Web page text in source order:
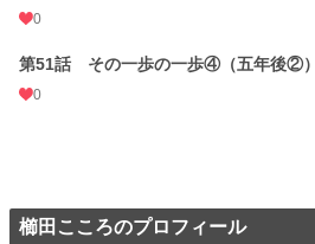
0
第51話 その一歩の一歩④（五年後②）
0
櫛田こころのプロフィール